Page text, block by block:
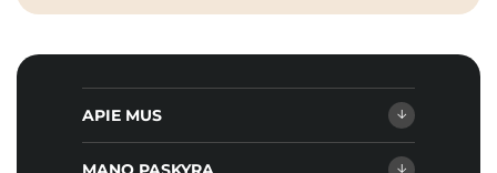
APIE MUS